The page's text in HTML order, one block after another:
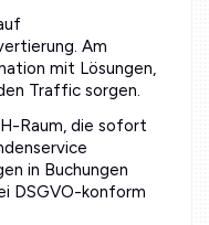
Am
mit Lösungen,
Traffic sorgen.
Raum, die sofort
in Buchungen
DSGVO-konform